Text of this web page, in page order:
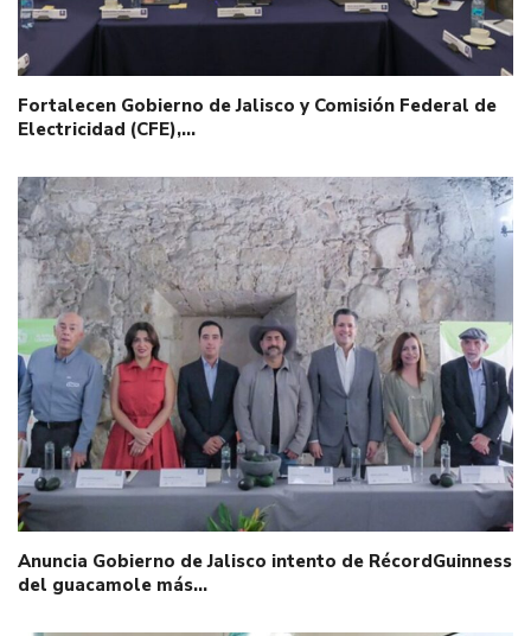
Fortalecen Gobierno de Jalisco y Comisión Federal de
Electricidad (CFE),…
Anuncia Gobierno de Jalisco intento de RécordGuinness
del guacamole más…